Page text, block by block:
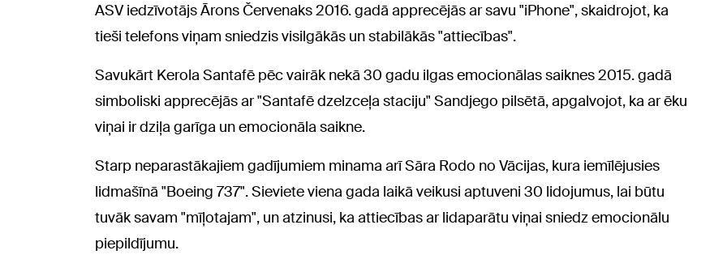
ASV iedzīvotājs Ārons Červenaks 2016. gadā apprecējās ar savu "iPhone", skaidrojot, ka
tieši telefons viņam sniedzis visilgākās un stabilākās "attiecības".
Savukārt Kerola Santafē pēc vairāk nekā 30 gadu ilgas emocionālas saiknes 2015. gadā
simboliski apprecējās ar "Santafē dzelzceļa staciju" Sandjego pilsētā, apgalvojot, ka ar ēku
viņai ir dziļa garīga un emocionāla saikne.
Starp neparastākajiem gadījumiem minama arī Sāra Rodo no Vācijas, kura iemīlējusies
lidmašīnā "Boeing 737". Sieviete viena gada laikā veikusi aptuveni 30 lidojumus, lai būtu
tuvāk savam "mīļotajam", un atzinusi, ka attiecības ar lidaparātu viņai sniedz emocionālu
piepildījumu.